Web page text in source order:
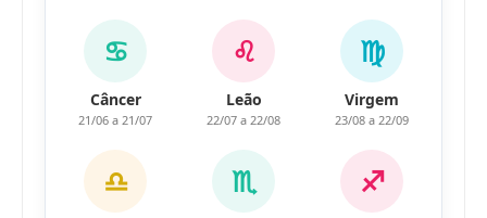
♋
Câncer
21/06 a 21/07
♌
Leão
22/07 a 22/08
♍
Virgem
23/08 a 22/09
♎ ♏ ♐